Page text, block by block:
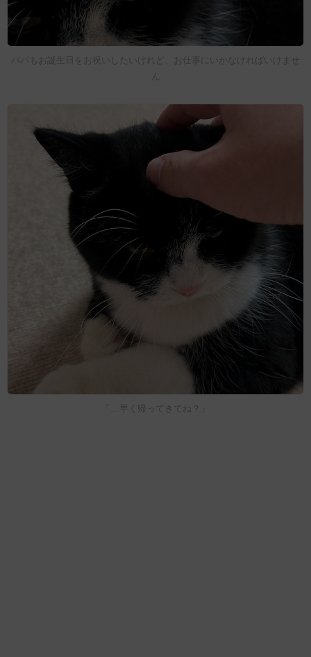
パパもお誕生日をお祝いしたいけれど、お仕事にいかなければいけませ
ん
「…早く帰ってきてね？」